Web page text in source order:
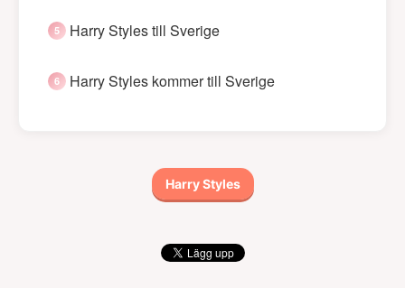
Harry Styles till Sverige
Harry Styles kommer till Sverige
Harry Styles